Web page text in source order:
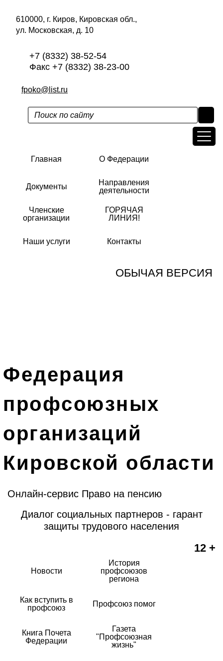
610000, г. Киров, Кировская обл.,
ул. Московская, д. 10
+7 (8332) 38-52-54
Факс +7 (8332) 38-23-00
fpoko@list.ru
Главная О Федерации
Документы
Направления
деятельности
Членские
организации
ГОРЯЧАЯ
ЛИНИЯ!
Наши услуги Контакты
ОБЫЧАЯ ВЕРСИЯ
Федерация
профсоюзных
организаций
Кировской области
Онлайн-сервис Право на пенсию
Диалог социальных партнеров - гарант
защиты трудового населения
12 +
Новости
История
профсоюзов
региона
Как вступить в
профсоюз
Профсоюз помог
Книга Почета
Федерации
Газета
"Профсоюзная
жизнь"